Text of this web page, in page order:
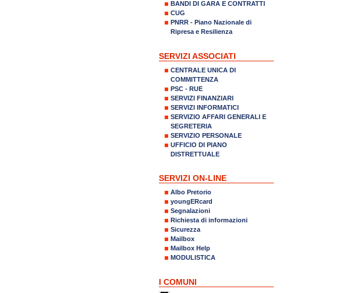
BANDI DI GARA E CONTRATTI
CUG
PNRR - Piano Nazionale di
Ripresa e Resilienza
SERVIZI ASSOCIATI
CENTRALE UNICA DI
COMMITTENZA
PSC - RUE
SERVIZI FINANZIARI
SERVIZI INFORMATICI
SERVIZIO AFFARI GENERALI E
SEGRETERIA
SERVIZIO PERSONALE
UFFICIO DI PIANO
DISTRETTUALE
SERVIZI ON-LINE
Albo Pretorio
youngERcard
Segnalazioni
Richiesta di informazioni
Sicurezza
Mailbox
Mailbox Help
MODULISTICA
I COMUNI